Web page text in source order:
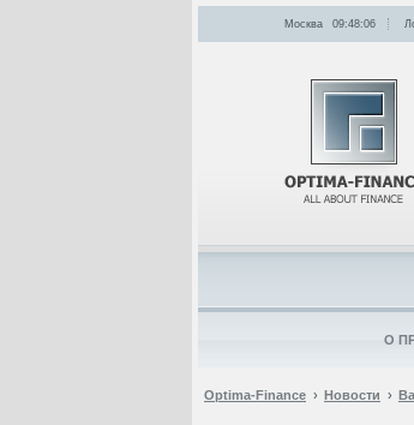
Optima-Finance Новости
Москва 09:48:06
О